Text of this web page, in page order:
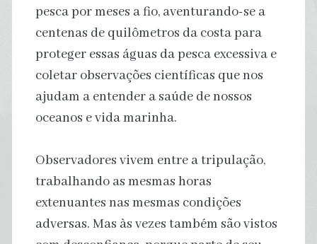
pesca por meses a fio, aventurando-se a
centenas de quilômetros da costa para
proteger essas águas da pesca excessiva e
coletar observações científicas que nos
ajudam a entender a saúde de nossos
oceanos e vida marinha.
Observadores vivem entre a tripulação,
trabalhando as mesmas horas
extenuantes nas mesmas condições
adversas. Mas às vezes também são vistos